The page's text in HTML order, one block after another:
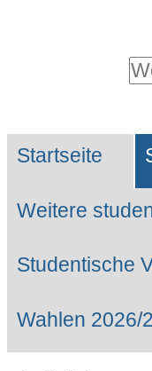
Website
Suche…
Sektionen
Startseite
Weitere
Studentische
Wahlen 2026/